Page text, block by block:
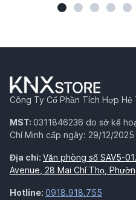
Công Ty Cổ Phần Tích Hợp Hệ
MST: 0311846236 do sở kế
Chí Minh cấp ngày: 29/12/2025
Địa chỉ: Văn phòng số SAV5-
Avenue, 28 Mai Chí Thọ,
Hotline: 0918.918.755